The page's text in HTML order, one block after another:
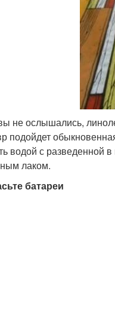
не ослышались,
подойдет
водой с разведенной
лаком.
батареи